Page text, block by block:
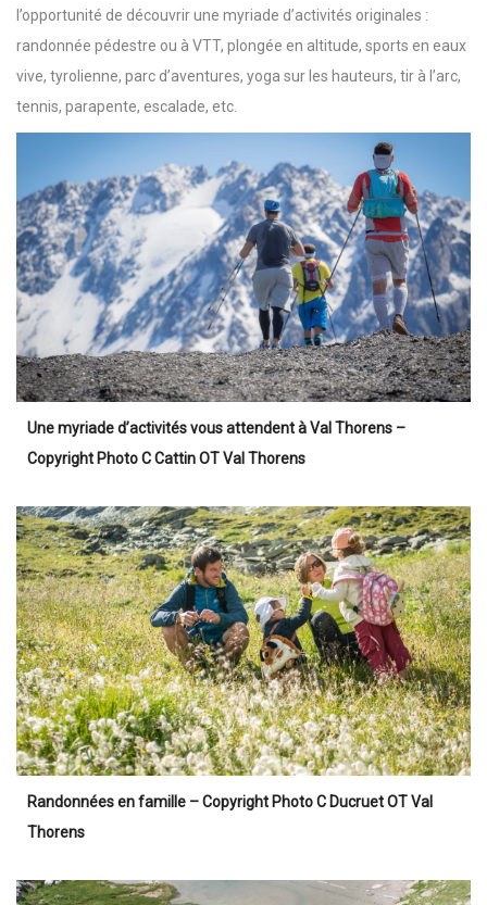
l’opportunité de découvrir une myriade d’activités originales :
randonnée pédestre ou à VTT, plongée en altitude, sports en eaux
vive, tyrolienne, parc d’aventures, yoga sur les hauteurs, tir à l’arc,
tennis, parapente, escalade, etc.
Une myriade d’activités vous attendent à Val Thorens –
Copyright Photo C Cattin OT Val Thorens
Randonnées en famille – Copyright Photo C Ducruet OT Val
Thorens